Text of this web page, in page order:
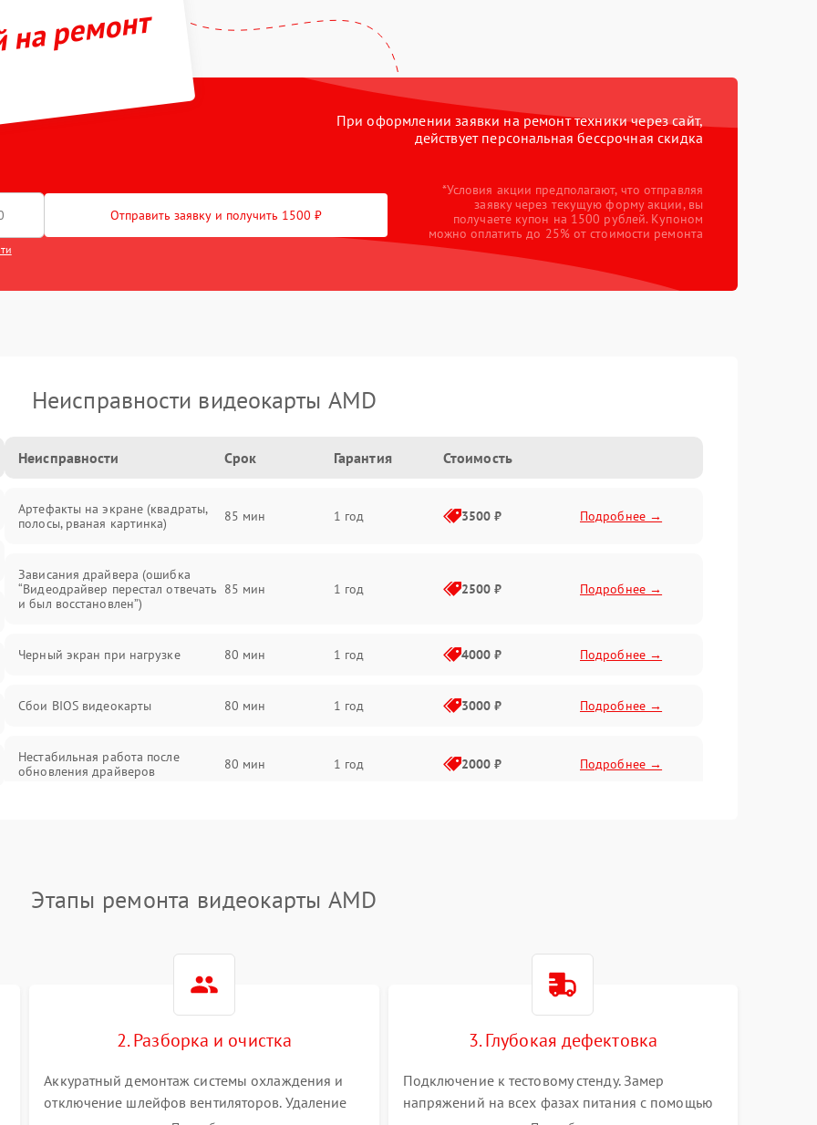
ремонт
При оформлении заявки на ремонт техники через сайт,
действует персональная бессрочная скидка
Отправить заявку и получить 1500 ₽
*Условия акции предполагают, что отправляя
заявку через текущую форму акции, вы
получаете купон на 1500 рублей. Купоном
можно оплатить до 25% от стоимости ремонта
Неисправности видеокарты AMD
Неисправности Срок Гарантия Стоимость
Артефакты на экране (квадраты,
полосы, рваная картинка)
85 мин 1 год 3500 ₽ Подробнее →
Зависания драйвера (ошибка
“Видеодрайвер перестал отвечать
и был восстановлен”)
85 мин 1 год 2500 ₽ Подробнее →
Черный экран при нагрузке 80 мин 1 год 4000 ₽ Подробнее →
Сбои BIOS видеокарты 80 мин 1 год 3000 ₽ Подробнее →
Нестабильная работа после
обновления драйверов
80 мин 1 год 2000 ₽ Подробнее →
Этапы ремонта видеокарты AMD
2. Разборка и очистка
Аккуратный демонтаж системы охлаждения и
отключение шлейфов вентиляторов. Удаление
3. Глубокая дефектовка
Подключение к тестовому стенду. Замер
напряжений на всех фазах питания с помощью